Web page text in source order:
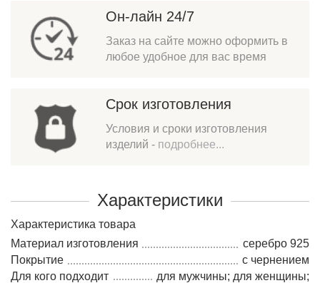
Он-лайн 24/7
Заказ на сайте можно оформить в
любое удобное для вас время
Срок изготовления
Условия и сроки изготовления
изделий - подробнее...
Характеристики
Характеристика товара
Материал изготовления
серебро 925
Покрытие
с чернением
Для кого подходит
для мужчины; для женщины;